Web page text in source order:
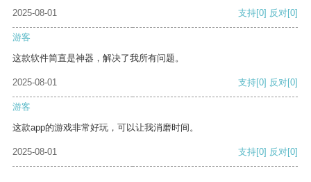
2025-08-01 支持[0] 反对[0]
游客
这款软件简直是神器，解决了我所有问题。
2025-08-01 支持[0] 反对[0]
游客
这款app的游戏非常好玩，可以让我消磨时间。
2025-08-01 支持[0] 反对[0]